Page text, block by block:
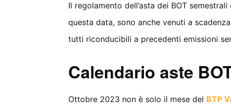
Il regolamento dell’asta dei BOT
questa data, sono anche venuti a
tutti riconducibili a precedenti emissioni
Calendario aste
Ottobre 2023 non è solo il mese del BTP